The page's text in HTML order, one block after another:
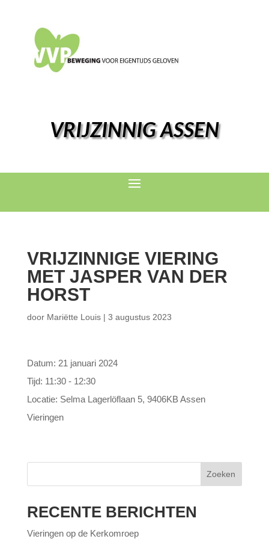
VRIJZINNIG ASSEN
VRIJZINNIGE VIERING
MET JASPER VAN DER
HORST
door Mariëtte Louis| 3 augustus 2023
Datum: 21 januari 2024
Tijd: 11:30 - 12:30
Locatie: Selma Lagerlöflaan 5, 9406KB Assen
Vieringen
Zoeken
RECENTE BERICHTEN
Vieringen op de Kerkomroep